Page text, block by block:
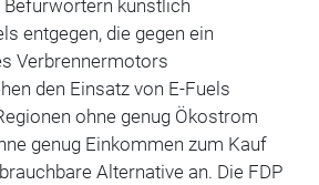
Befürwortern künstlich
entgegen, die gegen ein
Verbrennermotors
den Einsatz von E-Fuels
ohne genug Ökostrom
genug Einkommen zum Kauf
Alternative an. Die FDP